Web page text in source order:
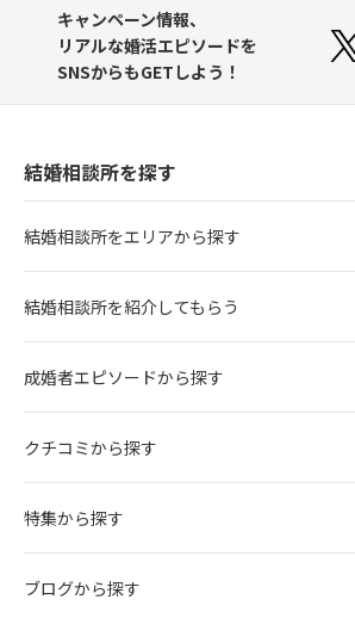
キャンペーン情報、
リアルな婚活エピソードを
SNSからもGETしよう！
結婚相談所を探す
結婚相談所をエリアから探す
結婚相談所を紹介してもらう
成婚者エピソードから探す
クチコミから探す
特集から探す
ブログから探す